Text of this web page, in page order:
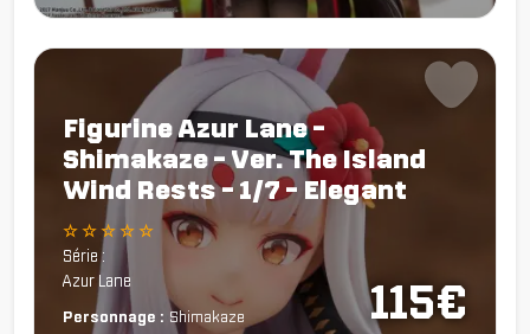
115€
Figurine Azur Lane -
Shimakaze - Ver. The Island
Wind Rests - 1/7 - Elegant
☆ ☆ ☆ ☆ ☆
Série :
Azur Lane
Personnage : Shimakaze